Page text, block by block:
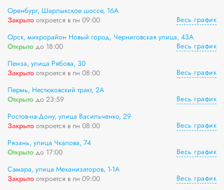
Оренбург, Шарлыкское шоссе, 16А
Закрыто откроется в пн 09:00
Весь график
Орск, микрорайон Новый город, Черниговская улица, 43А
Открыто до 18:00
Весь график
Пенза, улица Рябова, 30
Закрыто откроется в пн 08:00
Весь график
Пермь, Нестюковский тракт, 2А
Открыто до 23:59
Весь график
Ростов-на-Дону, улица Васильченко, 29
Закрыто откроется в пн 08:00
Весь график
Рязань, улица Чкалова, 74
Открыто до 17:00
Весь график
Самара, улица Механизаторов, 1-1А
Закрыто откроется в пн 09:00
Весь график